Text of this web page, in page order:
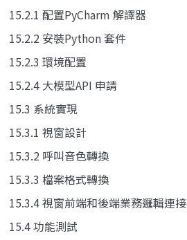
15.2.1 配置PyCharm 解譯器
15.2.2 安裝Python 套件
15.2.3 環境配置
15.2.4 大模型API 申請
15.3 系統實現
15.3.1 視窗設計
15.3.2 呼叫音色轉換
15.3.3 檔案格式轉換
15.3.4 視窗前端和後端業務邏輯連接
15.4 功能測試